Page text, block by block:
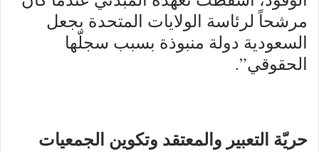
مرشحاً لرئاسة الولايات المتحدة بجعل
السعودية دولة منبوذة بسبب سجلّها
الحقوقي”.
حريّة التعبير والمعتقد وتكوين الجمعيات